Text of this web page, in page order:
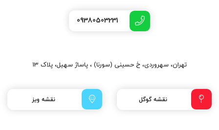
09380503231
تهران، سهروردی، خ حسینی (سورنا) ، پاساژ سهیل، پلاک 13
نقشه گوگل نقشه ویز